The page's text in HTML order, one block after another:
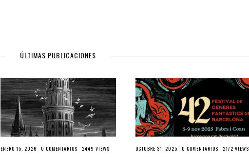
ÚLTIMAS PUBLICACIONES
ENERO 15, 2026 ·0 COMENTARIOS · 2449 VIEWS OCTUBRE 31, 2025 · 0 COMENTARIOS · 2172 VIEWS